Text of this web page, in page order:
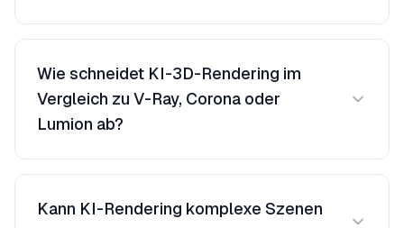
Wie schneidet KI-3D-Rendering im
Vergleich zu V-Ray, Corona oder
Lumion ab?
KI-Rendering produziert fotorealistische
Konzeptpräsentationen und
Kann KI-Rendering komplexe Szenen